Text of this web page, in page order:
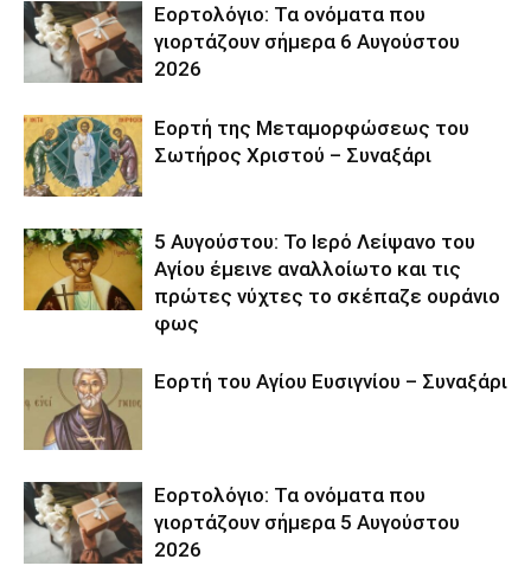
Εορτολόγιο: Τα ονόματα που
γιορτάζουν σήμερα 6 Αυγούστου
2026
Εορτή της Μεταμορφώσεως του
Σωτήρος Χριστού – Συναξάρι
5 Αυγούστου: Το Ιερό Λείψανο του
Αγίου έμεινε αναλλοίωτο και τις
πρώτες νύχτες το σκέπαζε ουράνιο
φως
Εορτή του Αγίου Ευσιγνίου – Συναξάρι
Εορτολόγιο: Τα ονόματα που
γιορτάζουν σήμερα 5 Αυγούστου
2026